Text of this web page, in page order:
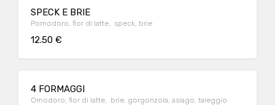
SPECK E BRIE
Pomodoro, fior di latte, speck, brie
12.50 €
4 FORMAGGI
Omodoro, fior di latte, brie, gorgonzola, asiago, taleggio